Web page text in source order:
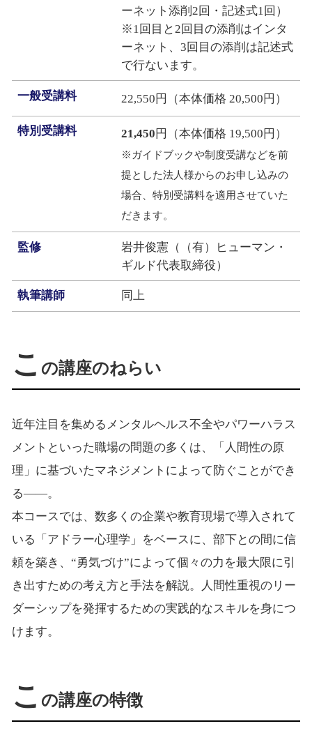
ーネット添削2回・記述式1回）
※1回目と2回目の添削はインタ
ーネット、3回目の添削は記述式
で行ないます。
一般受講料 22,550円（本体価格 20,500円）
特別受講料 21,450 円（本体価格 19,500円）
※ガイドブックや制度受講などを前
提とした法人様からのお申し込みの
場合、特別受講料を適用させていた
だきます。
監修
岩井俊憲（（有）ヒューマン・
ギルド代表取締役）
執筆講師 同上
こ の講座のねらい
近年注目を集めるメンタルヘルス不全やパワーハラス
メントといった職場の問題の多くは、「人間性の原
理」に基づいたマネジメントによって防ぐことができ
る――。
本コースでは、数多くの企業や教育現場で導入されて
いる「アドラー心理学」をベースに、部下との間に信
頼を築き、“勇気づけ”によって個々の力を最大限に引
き出すための考え方と手法を解説。人間性重視のリー
ダーシップを発揮するための実践的なスキルを身につ
けます。
こ の講座の特徴